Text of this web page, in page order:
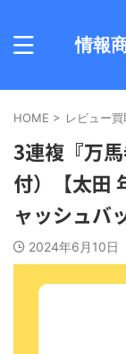
情報
HOME > レビュー買
3連複『万
付）【太田
ャッシュバ
2024年6月10日